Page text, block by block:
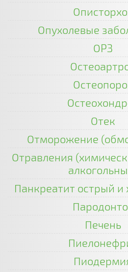
Опухолевые
ОРЗ
Отек
Отморожение
Отравления
Панкреатит острый и
Печень